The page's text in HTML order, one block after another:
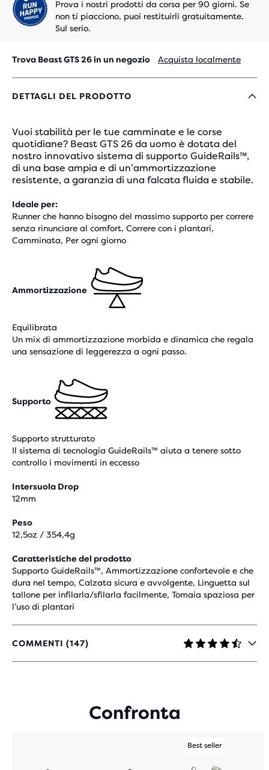
Prova i nostri prodotti da corsa per 90 giorni. Se
non ti piacciono, puoi restituirli gratuitamente.
Sul serio.
Trova Beast GTS 26 in un negozio Acquista localmente
DETTAGLI DEL PRODOTTO
Vuoi stabilità per le tue camminate e le corse
quotidiane? Beast GTS 26 da uomo è dotata del
nostro innovativo sistema di supporto GuideRails™,
di una base ampia e di un’ammortizzazione
resistente, a garanzia di una falcata fluida e stabile.
Ideale per:
Runner che hanno bisogno del massimo supporto per correre
senza rinunciare al comfort, Correre con i plantari,
Camminata, Per ogni giorno
Ammortizzazione
Equilibrata
Un mix di ammortizzazione morbida e dinamica che regala
una sensazione di leggerezza a ogni passo.
Supporto
Supporto strutturato
Il sistema di tecnologia GuideRails™ aiuta a tenere sotto
controllo i movimenti in eccesso
Intersuola Drop
12mm
Peso
12,5oz / 354,4g
Caratteristiche del prodotto
Supporto GuideRails™, Ammortizzazione confortevole e che
dura nel tempo, Calzata sicura e avvolgente, Linguetta sul
tallone per infilarla/sfilarla facilmente, Tomaia spaziosa per
l’uso di plantari
COMMENTI (147)
4,3
SU
Confronta
Best seller